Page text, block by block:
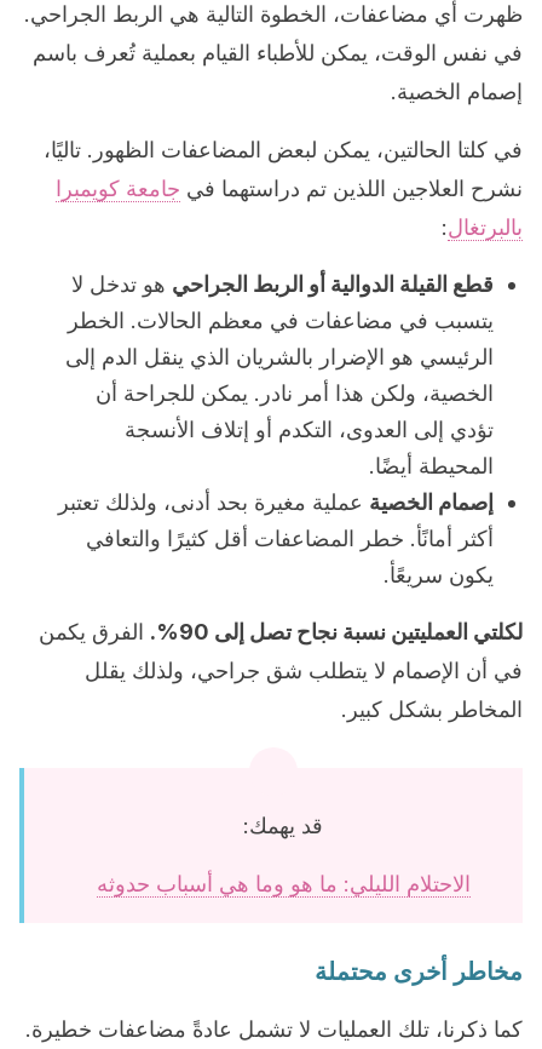
ظهرت أي مضاعفات، الخطوة التالية هي الربط الجراحي.
في نفس الوقت، يمكن للأطباء القيام بعملية تُعرف باسم
إصمام الخصية.
في كلتا الحالتين، يمكن لبعض المضاعفات الظهور. تاليًا،
نشرح العلاجين اللذين تم دراستهما في جامعة كويمبرا
بالبرتغال:
قطع القيلة الدوالية أو الربط الجراحي هو تدخل لا
يتسبب في مضاعفات في معظم الحالات. الخطر
الرئيسي هو الإضرار بالشريان الذي ينقل الدم إلى
الخصية، ولكن هذا أمر نادر. يمكن للجراحة أن
تؤدي إلى العدوى، التكدم أو إتلاف الأنسجة
المحيطة أيضًا.
إصمام الخصية عملية مغيرة بحد أدنى، ولذلك تعتبر
أكثر أمانًأ. خطر المضاعفات أقل كثيرًا والتعافي
يكون سريعًأ.
لكلتي العمليتين نسبة نجاح تصل إلى 90%.
الفرق يكمن
في أن الإصمام لا يتطلب شق جراحي، ولذلك يقلل
المخاطر بشكل كبير.
قد يهمك:
الاحتلام الليلي: ما هو وما هي أسباب حدوثه
مخاطر أخرى محتملة
كما ذكرنا، تلك العمليات لا تشمل عادةً مضاعفات خطيرة.